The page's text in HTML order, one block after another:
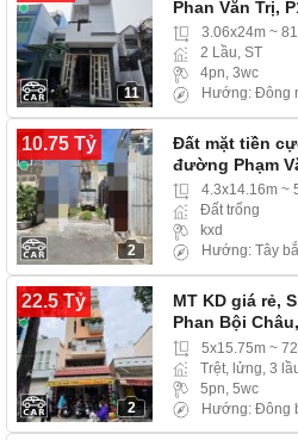
11
Phan Văn Trị,
3.06x24m ~
2 Lầu, ST
4pn, 3wc
Hướng: Đông
10.75 Tỷ
2
Đất mặt tiền
đường Phạm
4.3x14.16m ~
Đất trống
kxd
Hướng: Tây
22.5 Tỷ
2
MT KD giá rẻ,
Phan Bội
tiền…5x15.75m ~
Trệt, lửng, 3
5pn, 5wc
Hướng: Đông